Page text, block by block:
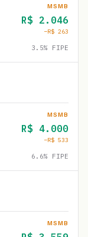
MSMB
R$ 2.046
−R$ 263
3.5% FIPE
MSMB
R$ 4.000
−R$ 533
6.6% FIPE
MSMB